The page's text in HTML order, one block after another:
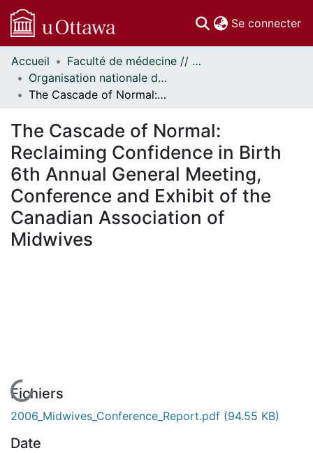
Se connecter
Communautés
et collections
Parcourir
À propos
Accueil
Faculté de médecine // Faculty of Medicine
Organisation nationale de la santé autochtone // National Aboriginal Health Organization
The Cascade of Normal: Reclaiming Confidence in Birth 6th Annual General Meeting, Conference and Exhibit of the Canadian Association of Midwives
The Cascade of Normal:
Reclaiming Confidence in Birth
6th Annual General Meeting,
Conference and Exhibit of the
Canadian Association of
Midwives
En cours de chargement...
Fichiers
2006_Midwives_Conference_Report.pdf (94.55 KB)
Date